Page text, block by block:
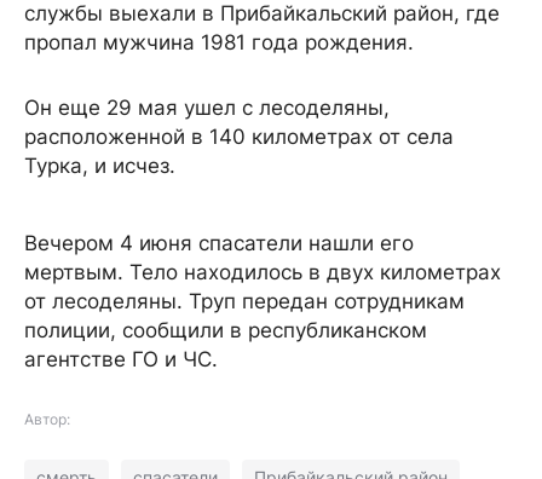
службы выехали в Прибайкальский район, где
пропал мужчина 1981 года рождения.
Он еще 29 мая ушел с лесоделяны,
расположенной в 140 километрах от села
Турка, и исчез.
Вечером 4 июня спасатели нашли его
мертвым. Тело находилось в двух километрах
от лесоделяны. Труп передан сотрудникам
полиции, сообщили в республиканском
агентстве ГО и ЧС.
Автор: